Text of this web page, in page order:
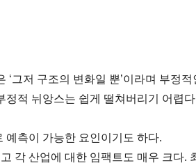
그저 구조의 변화일 뿐’이라며 부정적
정적 뉘앙스는 쉽게 떨쳐버리기 어렵
예측이 가능한 요인이기도 하다.
각 산업에 대한 임팩트도 매우 크다.